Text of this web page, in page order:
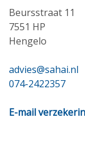
Beursstraat 11
7551 HP
Hengelo
advies@sahai.nl
074-2422357
E-mail